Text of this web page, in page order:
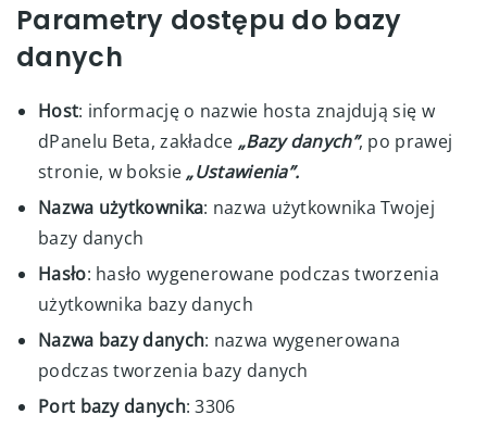
Parametry dostępu do bazy
danych
Host: informację o nazwie hosta znajdują się w
dPanelu Beta, zakładce „Bazy danych”, po prawej
stronie, w boksie „Ustawienia”.
Nazwa użytkownika: nazwa użytkownika Twojej
bazy danych
Hasło: hasło wygenerowane podczas tworzenia
użytkownika bazy danych
Nazwa bazy danych: nazwa wygenerowana
podczas tworzenia bazy danych
Port bazy danych: 3306